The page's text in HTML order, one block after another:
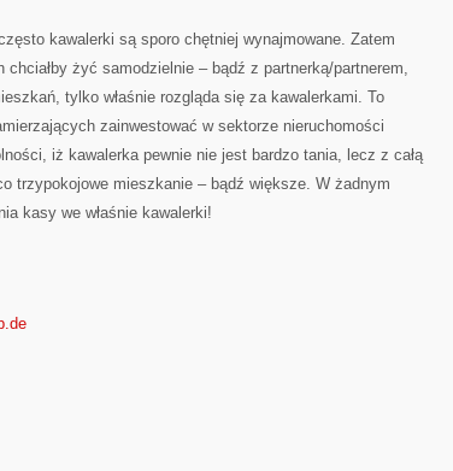
kawalerki są sporo chętniej wynajmowane. Zatem
żyć samodzielnie – bądź z partnerką/partnerem,
tylko właśnie rozgląda się za kawalerkami. To
zainwestować w sektorze nieruchomości
iż kawalerka pewnie nie jest bardzo tania, lecz z całą
trzypokojowe mieszkanie – bądź większe. W żadnym
kasy we właśnie kawalerki!